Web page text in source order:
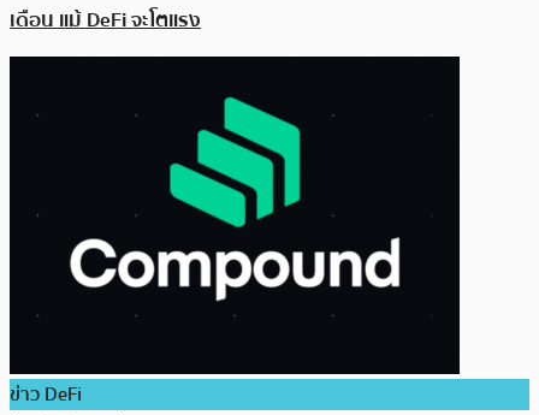
เดือน แม้ DeFi จะโตแรง
ข่าว DeFi